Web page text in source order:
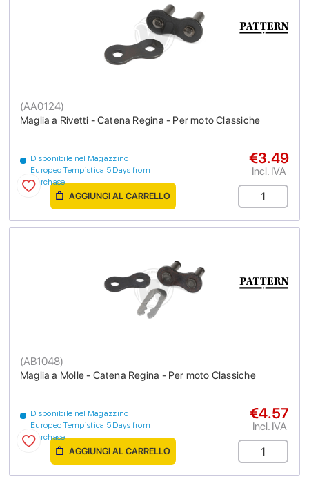
Maglia a Rivetti - Catena Regina - Per moto Classiche
(AA0124)
Disponibile nel Magazzino
Europeo Tempistica 5 Days from
purchase
€3.49
Incl. IVA
AGGIUNGI AL CARRELLO
Maglia a Molle - Catena Regina - Per moto Classiche
(AB1048)
Disponibile nel Magazzino
Europeo Tempistica 5 Days from
purchase
€4.57
Incl. IVA
AGGIUNGI AL CARRELLO